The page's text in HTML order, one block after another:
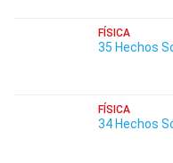
FÍSICA
35 Hechos
FÍSICA
34 Hechos